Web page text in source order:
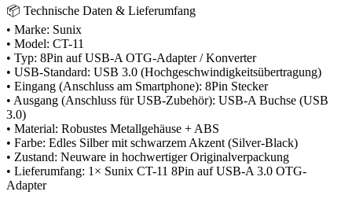
📦 Technische Daten & Lieferumfang
• Marke: Sunix
• Model: CT-11
• Typ: 8Pin auf USB-A OTG-Adapter / Konverter
• USB-Standard: USB 3.0 (Hochgeschwindigkeitsübertragung)
• Eingang (Anschluss am Smartphone): 8Pin Stecker
• Ausgang (Anschluss für USB-Zubehör): USB-A Buchse (USB
3.0)
• Material: Robustes Metallgehäuse + ABS
• Farbe: Edles Silber mit schwarzem Akzent (Silver-Black)
• Zustand: Neuware in hochwertiger Originalverpackung
• Lieferumfang: 1× Sunix CT-11 8Pin auf USB-A 3.0 OTG-
Adapter